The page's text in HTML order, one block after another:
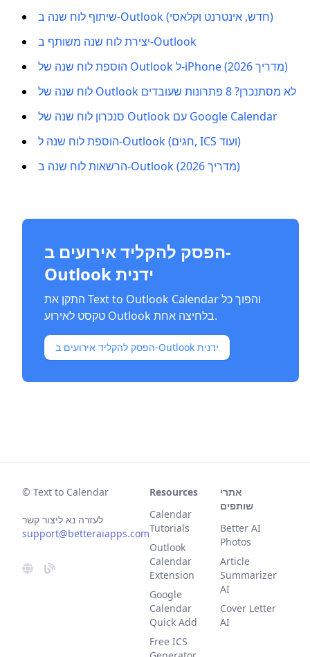
שיתוף לוח שנה ב-Outlook (חדש, אינטרנט וקלאסי)
יצירת לוח שנה משותף ב-Outlook
הוספת לוח שנה של Outlook ל-iPhone (מדריך 2026)
לוח שנה של Outlook לא מסתנכרן? 8 פתרונות שעובדים
סנכרון לוח שנה של Outlook עם Google Calendar
הוספת לוח שנה ל-Outlook (חגים, ICS ועוד)
הרשאות לוח שנה ב-Outlook (מדריך 2026)
הפסק להקליד אירועים ב-
Outlook ידנית
התקן את Text to Outlook Calendar והפוך כל
טקסט לאירוע Outlook בלחיצה אחת.
הפסק להקליד אירועים ב-Outlook ידנית
© Text to Calendar
לעזרה נא ליצור קשר
support@betteraiapps.com
Resources
Calendar
Tutorials
Outlook
Calendar
Extension
Google
Calendar
Quick Add
Free ICS
אתרי
שותפים
Better AI
Photos
Article
Summarizer
AI
Cover Letter
AI